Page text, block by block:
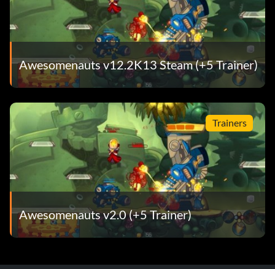
Awesomenauts v12.2K13 Steam (+5 Trainer)
Trainers
Awesomenauts v2.0 (+5 Trainer)